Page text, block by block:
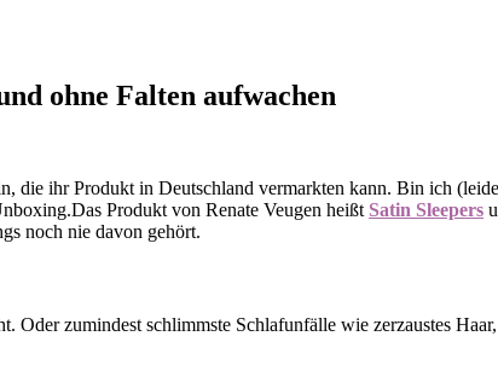
ohne Falten aufwachen
die ihr Produkt in Deutschland vermarkten kann. Bin ich
Das Produkt von Renate Veugen heißt Satin Sleepers
noch nie davon gehört.
Oder zumindest schlimmste Schlafunfälle wie zerzaustes